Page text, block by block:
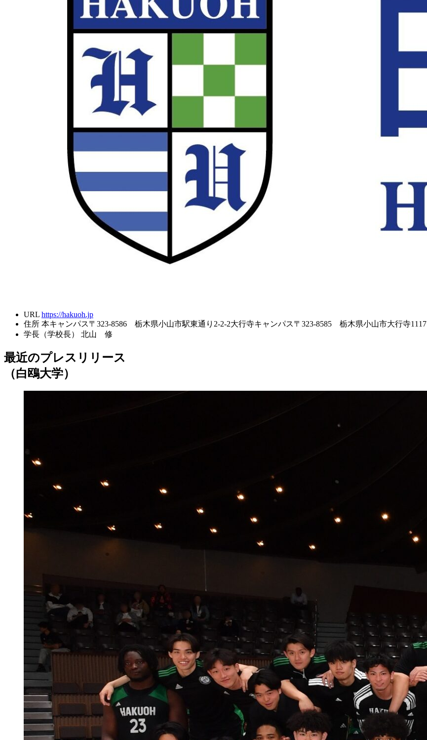
URL https://hakuoh.jp
住所 本キャンパス〒323-8586 栃木県小山市駅東通り2-2-2大行寺キャンパス〒323-8585 栃木県小山市大行寺1117
学長（学校長）
北山 修
最近のプレスリリース
（白鴎大学）